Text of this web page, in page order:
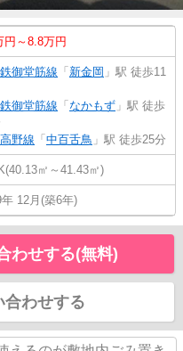
円～8.8万円
御堂筋線 「 新金岡 」駅 徒歩11
御堂筋線 「 なかもず 」駅 徒歩
野線 「 中百舌鳥 」駅 徒歩25分
㎡～41.43㎡)
12月(築6年)
わせする(無料)
合わせする